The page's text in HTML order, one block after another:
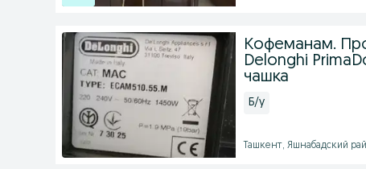
Кофеманам.
Delonghi
чашка
Б/у
Ташкент, Яшнабадский